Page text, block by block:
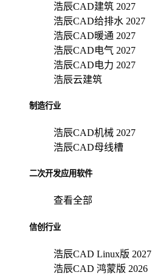
浩辰CAD建筑 2027
浩辰CAD给排水 2027
浩辰CAD暖通 2027
浩辰CAD电气 2027
浩辰CAD电力 2027
浩辰云建筑
制造行业
浩辰CAD机械 2027
浩辰CAD母线槽
二次开发应用软件
查看全部
信创行业
浩辰CAD Linux版 2027
浩辰CAD 鸿蒙版 2026